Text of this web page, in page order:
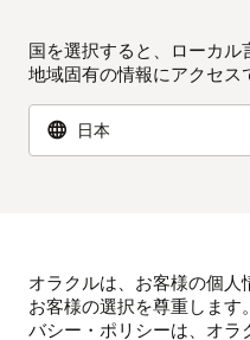
国を選択すると、ローカル
地域固有の情報にアクセス
オラクルは、お客様の個
お客様の選択を尊重しま
バシー・ポリシーは、オ